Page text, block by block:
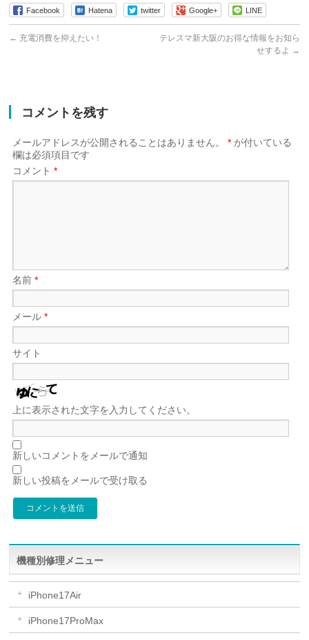
Facebook Hatena twitter Google+ LINE
← 充電消費を抑えたい！
テレスマ新大阪のお得な情報をお知ら
せするよ →
コメントを残す
メールアドレスが公開されることはありません。 * が付いている
欄は必須項目です
コメント*
名前*
メール*
サイト
上に表示された文字を入力してください。
新しいコメントをメールで通知
新しい投稿をメールで受け取る
機種別修理メニュー
iPhone17Air
iPhone17ProMax